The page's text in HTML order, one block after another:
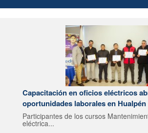
Capacitación en oficios eléctricos
oportunidades laborales en Hualpén
Participantes de los cursos
eléctrica...